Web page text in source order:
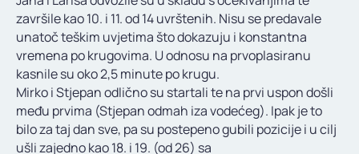
završile kao 10. i 11. od 14 uvrštenih. Nisu se predavale
unatoč teškim uvjetima što dokazuju i konstantna
vremena po krugovima. U odnosu na prvoplasiranu
kasnile su oko 2,5 minute po krugu.
Mirko i Stjepan odlično su startali te na prvi uspon došli
među prvima (Stjepan odmah iza vodećeg). Ipak je to
bilo za taj dan sve, pa su postepeno gubili pozicije i u cilj
ušli zajedno kao 18. i 19. (od 26) sa